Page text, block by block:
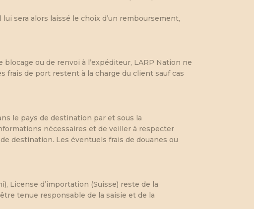
sera alors laissé le choix d’un remboursement,
ou de renvoi à l’expéditeur, LARP Nation ne
frais de port restent à la charge du client sauf cas
le pays de destination par et sous la
nécessaires et de veiller à respecter
destination. Les éventuels frais de douanes ou
License d’importation (Suisse) reste de la
tenue responsable de la saisie et de la